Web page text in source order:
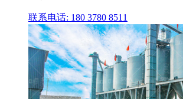
联系电话: 180 3780 8511